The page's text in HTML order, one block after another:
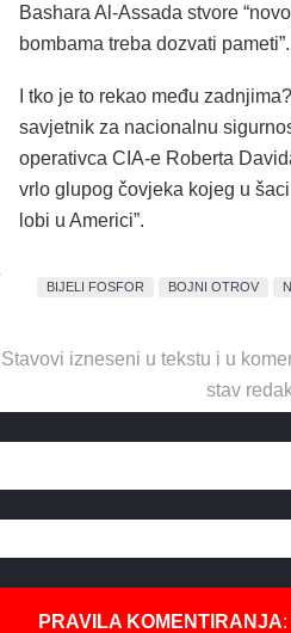
Bashara Al-Assada stvore
bombama treba dozvati pameti”.
I tko je to rekao među
savjetnik za nacionalnu
operativca CIA-e Roberta
vrlo glupog čovjeka kojeg u
lobi u Americi”.
BIJELI FOSFOR BOJNI OTROV
Stavovi izneseni u tekstu i u
stav
PRAVILA KOMENTIRANJA